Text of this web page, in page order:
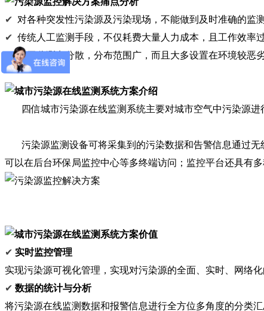
✔ 对各种突发性污染源及污染现场，不能做到及时准确的监测
✔ 传统人工监测手段，不仅耗费大量人力成本，且工作效率
✔由于监测点分散，分布范围广，而且大多设置在环境较恶
四信城市污染源在线监测系统主要对城市空气中污染源进
污染源监测设备可将采集到的污染数据和告警信息通过无
可以在后台环保局监控中心等多终端访问；监控平台还具有
✔ 实时监控管理
实现污染源可视化管理，实现对污染源的全面、实时、网络化
✔ 数据的统计与分析
将污染源在线监测数据和报警信息进行全方位多角度的分类